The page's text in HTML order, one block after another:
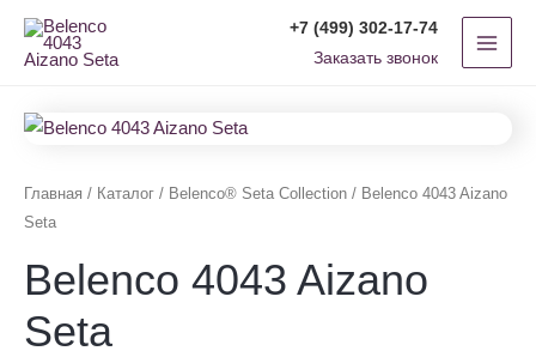
Перейти
+7 (499) 302-17-74
Заказать звонок
Главная / Каталог / Belenco® Seta Collection / Belenco 4043 Aizano
Seta
Belenco 4043 Aizano
Seta